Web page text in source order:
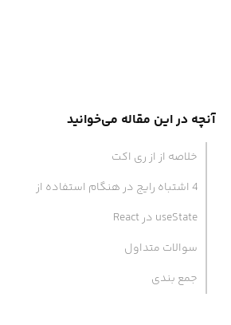
آنچه در این مقاله می‌خوانید
خلاصه از از ری اکت
4 اشتباه رایج در هنگام استفاده از
useState در React
سوالات متداول
جمع بندی